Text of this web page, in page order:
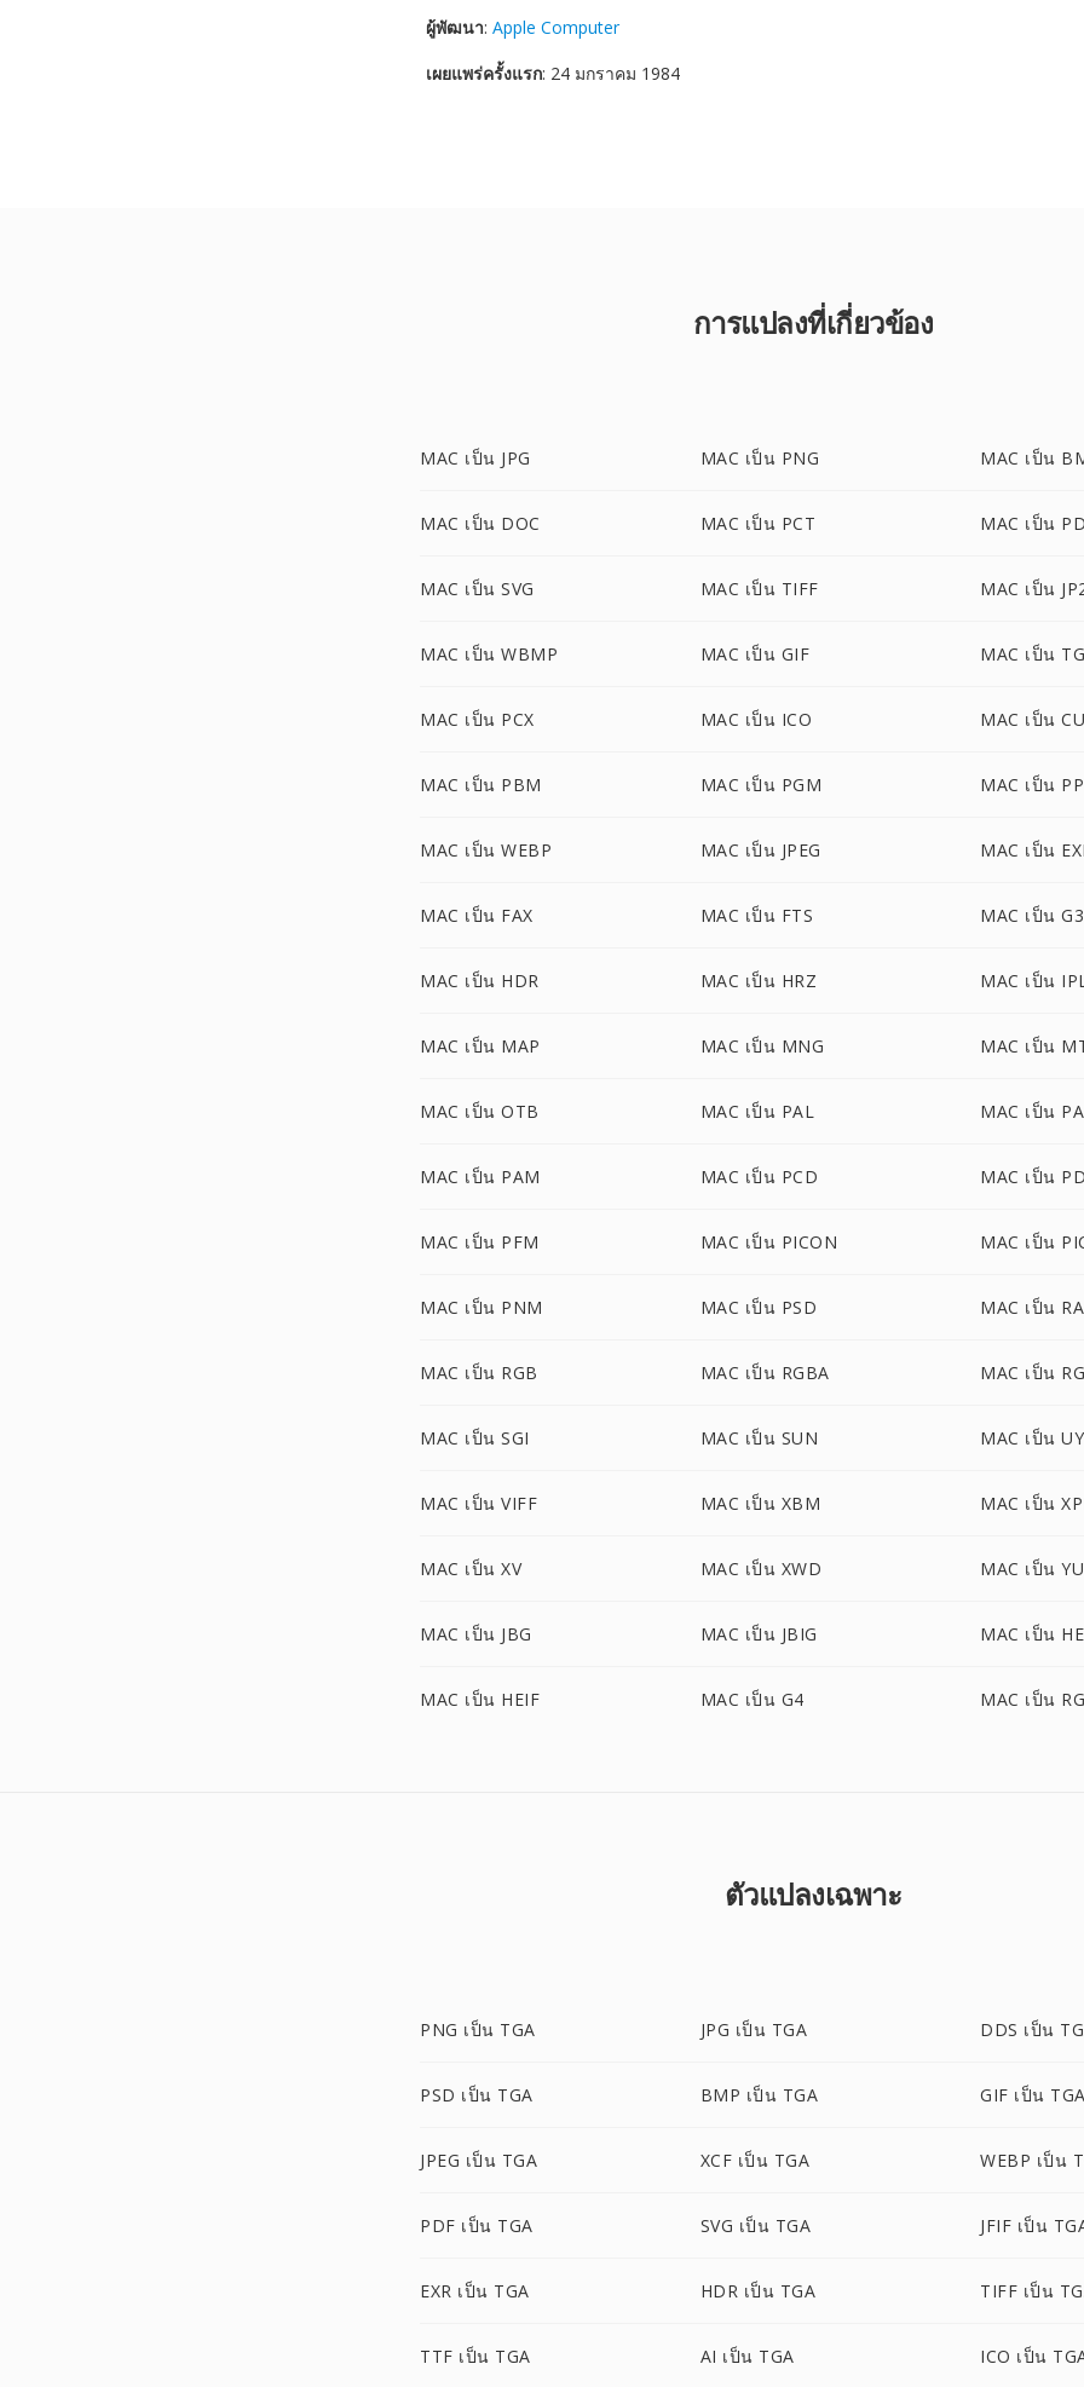
ผู้พัฒนา: Apple Computer
เผยแพร่ครั้งแรก: 24 มกราคม 1984
การแปลงที่เกี่ยวข้อง
MAC เป็น JPG MAC เป็น PNG MAC เป็น
MAC เป็น DOC MAC เป็น PCT MAC เป็น
MAC เป็น SVG MAC เป็น TIFF MAC เป็น
MAC เป็น WBMP MAC เป็น GIF MAC เป็น
MAC เป็น PCX MAC เป็น ICO MAC เป็น
MAC เป็น PBM MAC เป็น PGM MAC เป็น
MAC เป็น WEBP MAC เป็น JPEG MAC เป็น
MAC เป็น FAX MAC เป็น FTS MAC เป็น G3
MAC เป็น HDR MAC เป็น HRZ MAC เป็น
MAC เป็น MAP MAC เป็น MNG MAC เป็น
MAC เป็น OTB MAC เป็น PAL MAC เป็น
MAC เป็น PAM MAC เป็น PCD MAC เป็น
MAC เป็น PFM MAC เป็น PICON MAC เป็น
MAC เป็น PNM MAC เป็น PSD MAC เป็น
MAC เป็น RGB MAC เป็น RGBA MAC เป็น
MAC เป็น SGI MAC เป็น SUN MAC เป็น
MAC เป็น VIFF MAC เป็น XBM MAC เป็น
MAC เป็น XV MAC เป็น XWD MAC เป็น
MAC เป็น JBG MAC เป็น JBIG MAC เป็น
MAC เป็น HEIF MAC เป็น G4 MAC เป็น
ตัวแปลงเฉพาะ
PNG เป็น TGA JPG เป็น TGA DDS เป็น
PSD เป็น TGA BMP เป็น TGA GIF เป็น TGA
JPEG เป็น TGA XCF เป็น TGA WEBP เป็น
PDF เป็น TGA SVG เป็น TGA JFIF เป็น
EXR เป็น TGA HDR เป็น TGA TIFF เป็น
TTF เป็น TGA AI เป็น TGA ICO เป็น